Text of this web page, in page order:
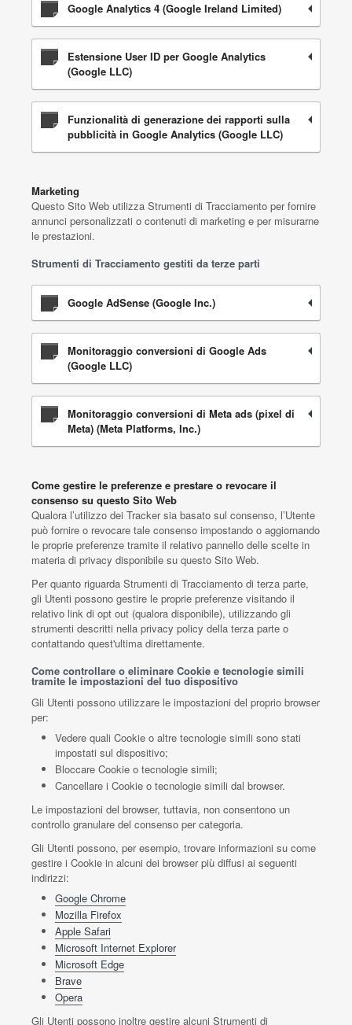
Google Analytics 4 (Google Ireland Limited)
Estensione User ID per Google Analytics
(Google LLC)
Funzionalità di generazione dei rapporti sulla
pubblicità in Google Analytics (Google LLC)
Marketing
Questo Sito Web utilizza Strumenti di Tracciamento per fornire
annunci personalizzati o contenuti di marketing e per misurarne
le prestazioni.
Strumenti di Tracciamento gestiti da terze parti
Google AdSense (Google Inc.)
Monitoraggio conversioni di Google Ads
(Google LLC)
Monitoraggio conversioni di Meta ads (pixel di
Meta) (Meta Platforms, Inc.)
Come gestire le preferenze e prestare o revocare il
consenso su questo Sito Web
Qualora l’utilizzo dei Tracker sia basato sul consenso, l’Utente
può fornire o revocare tale consenso impostando o aggiornando
le proprie preferenze tramite il relativo pannello delle scelte in
materia di privacy disponibile su questo Sito Web.
Per quanto riguarda Strumenti di Tracciamento di terza parte,
gli Utenti possono gestire le proprie preferenze visitando il
relativo link di opt out (qualora disponibile), utilizzando gli
strumenti descritti nella privacy policy della terza parte o
contattando quest'ultima direttamente.
Come controllare o eliminare Cookie e tecnologie simili
tramite le impostazioni del tuo dispositivo
Gli Utenti possono utilizzare le impostazioni del proprio browser
per:
Vedere quali Cookie o altre tecnologie simili sono stati
impostati sul dispositivo;
Bloccare Cookie o tecnologie simili;
Cancellare i Cookie o tecnologie simili dal browser.
Le impostazioni del browser, tuttavia, non consentono un
controllo granulare del consenso per categoria.
Gli Utenti possono, per esempio, trovare informazioni su come
gestire i Cookie in alcuni dei browser più diffusi ai seguenti
indirizzi:
Google Chrome
Mozilla Firefox
Apple Safari
Microsoft Internet Explorer
Microsoft Edge
Brave
Opera
Gli Utenti possono inoltre gestire alcuni Strumenti di